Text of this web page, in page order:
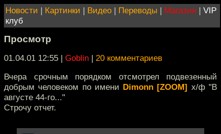
Новости | Картинки | Видео | Переводы | Магазин | VIP
клуб
Просмотр
01.04.01 12:55 | Goblin | 20 комментариев
Вчера срочным порядком отсмотрел подвезенный
добрым человеком по имени Dimonn [ZOOM] х/ф "В
августе 44-го..."
Строчу отчет.